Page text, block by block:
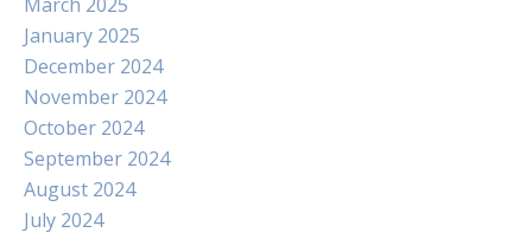
January 2025
December 2024
November 2024
October 2024
September 2024
August 2024
July 2024